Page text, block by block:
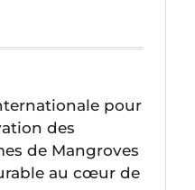
pour
des
de Mangroves
au cœur de